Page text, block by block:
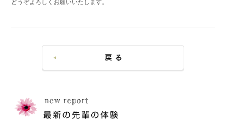
どうぞよろしくお願いいたします。